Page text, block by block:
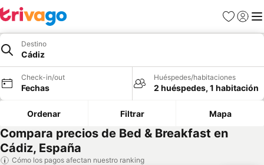
Favoritos
Iniciar
Destino
Cádiz
Check-in/out
Fechas
Huéspedes/habitaciones
2 huéspedes, 1 habitación
Ordenar Filtrar Mapa
Compara precios de Bed & Breakfast en
Cádiz, España
Cómo los pagos afectan nuestro ranking